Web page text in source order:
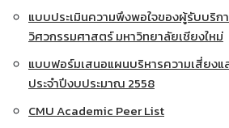
แบบประเมินความพึงพอใจของผู้รับบริก
วิศวกรรมศาสตร์ มหาวิทยาลัยเชียงใหม่
แบบฟอร์มเสนอแผนบริหารความเสี่ยงแ
ประจำปีงบประมาณ 2558
CMU Academic Peer List